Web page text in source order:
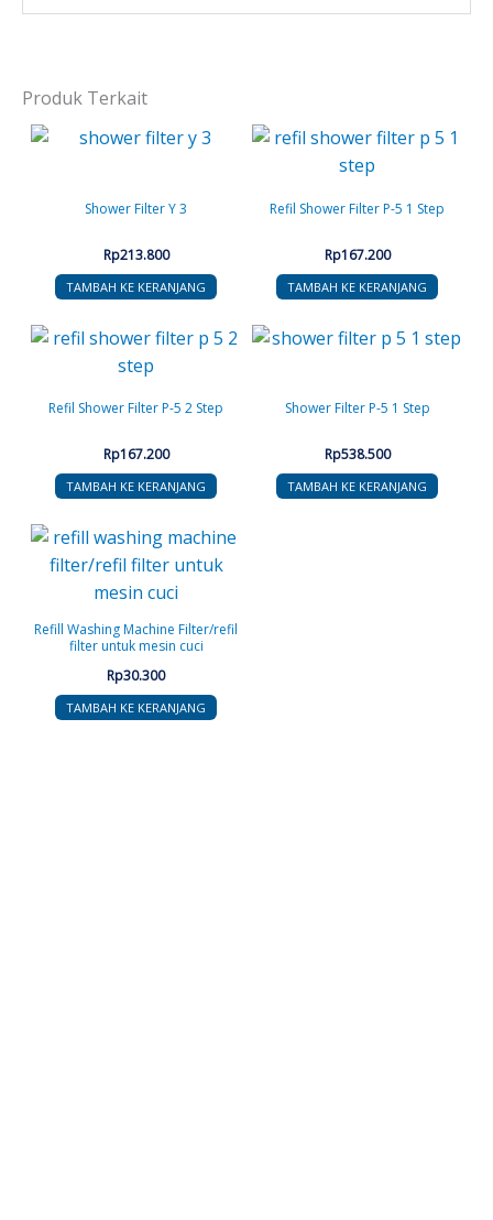
Produk Terkait
Shower Filter Y 3
Rp213.800
TAMBAH KE KERANJANG
Refil Shower Filter P-5 1 Step
Rp167.200
TAMBAH KE KERANJANG
Refil Shower Filter P-5 2 Step
Rp167.200
TAMBAH KE KERANJANG
Shower Filter P-5 1 Step
Rp538.500
TAMBAH KE KERANJANG
Refill Washing Machine Filter/refil
filter untuk mesin cuci
Rp30.300
TAMBAH KE KERANJANG